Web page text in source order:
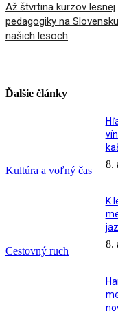
Až štvrtina kurzov lesnej
pedagogiky na
našich lesoch
Ďalšie články
Kultúra a voľný čas
8.
Cestovný ruch
K
8.